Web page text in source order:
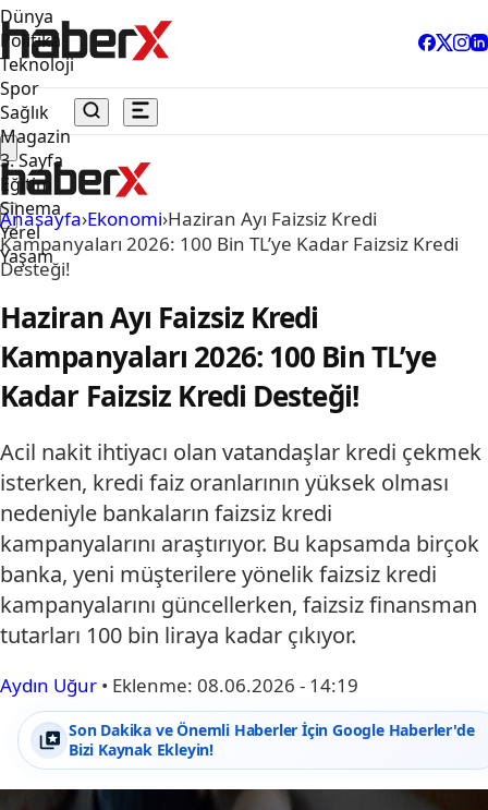
Dünya
Politika
Teknoloji
Spor
Sağlık
Magazin
3. Sayfa
Eğitim
Sinema
Yerel
Yaşam
Anasayfa›Ekonomi›Haziran Ayı Faizsiz Kredi
Kampanyaları 2026: 100 Bin TL’ye Kadar Faizsiz Kredi
Desteği!
Haziran Ayı Faizsiz Kredi
Kampanyaları 2026: 100 Bin TL’ye
Kadar Faizsiz Kredi Desteği!
Acil nakit ihtiyacı olan vatandaşlar kredi çekmek
isterken, kredi faiz oranlarının yüksek olması
nedeniyle bankaların faizsiz kredi
kampanyalarını araştırıyor. Bu kapsamda birçok
banka, yeni müşterilere yönelik faizsiz kredi
kampanyalarını güncellerken, faizsiz finansman
tutarları 100 bin liraya kadar çıkıyor.
Aydın Uğur • Eklenme: 08.06.2026 - 14:19
Son Dakika ve Önemli Haberler İçin Google Haberler'de
Bizi Kaynak Ekleyin!